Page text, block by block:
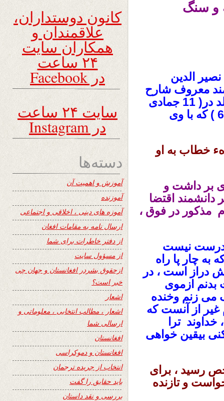
و سنگ
الدین
معروف شارح
کتب ابن سینا و مؤلف اخلاق ناصری متولد در( 11 جمادی
الاول سنه 597 و متوفی در 18 ذیحجه 672 ) که با وی
خطاب به او
بر داشت و
دانشمند اقتضا
مذکور در فوق ،
درست نیست
به چار پا راه
دراز است ، در
ازموی
می زنم وخنده
از آنست که
ترا
بیقین خواهی
رسید ، برای
و تازنده
کانون دوستداران،
علاقمندان و
همکاران سایت
۲۴ ساعت
در Facebook
سایت ۲۴ ساعت
در Instagram
دسته‌ها
آموزش و اهمیت آن
آموزنده
آموزه های دینی ، اخلاقی و اجتماعی
ارسال نامه به مقامات افغان
از دفتر خاطرات برای شما
از مسؤول سایت
ازحقوق بشردر افغانستان و جهان چی
خبر است؟
اشعار
اشعار ، مطالب انتخابی ، معلوماتی و
ارسالی شما
افغانستان
افغانستان و دموکراسی
انتخاب از جریده ترجمان
باید حقایق را گفت
بررسی و نقد داستان